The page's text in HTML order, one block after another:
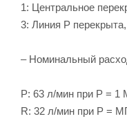
1: Центральное
3: Линия P
– Номинальный
P: 63 л/мин при P = 1
R: 32 л/мин при P =